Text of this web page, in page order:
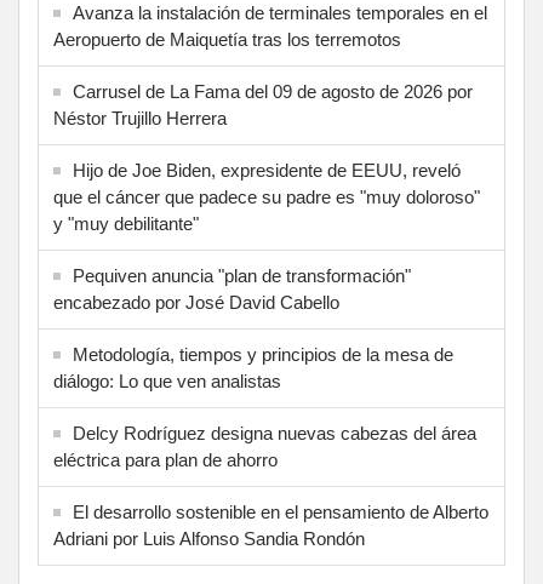
Avanza la instalación de terminales temporales en el
Aeropuerto de Maiquetía tras los terremotos
Carrusel de La Fama del 09 de agosto de 2026 por
Néstor Trujillo Herrera
Hijo de Joe Biden, expresidente de EEUU, reveló
que el cáncer que padece su padre es "muy doloroso"
y "muy debilitante"
Pequiven anuncia "plan de transformación"
encabezado por José David Cabello
Metodología, tiempos y principios de la mesa de
diálogo: Lo que ven analistas
Delcy Rodríguez designa nuevas cabezas del área
eléctrica para plan de ahorro
El desarrollo sostenible en el pensamiento de Alberto
Adriani por Luis Alfonso Sandia Rondón